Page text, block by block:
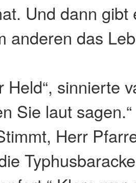
Und dann gibt
anderen das
Held“, sinnierte
Sie laut
Herr